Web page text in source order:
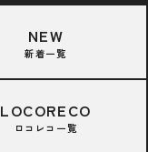
NEW
新着一覧
LOCORECO
ロコレコ一覧